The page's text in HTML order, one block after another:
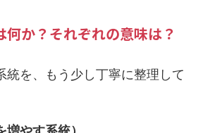
か？それぞれの意味は？
統を、もう少し丁寧に整理して